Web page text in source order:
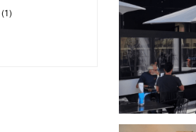
(1)